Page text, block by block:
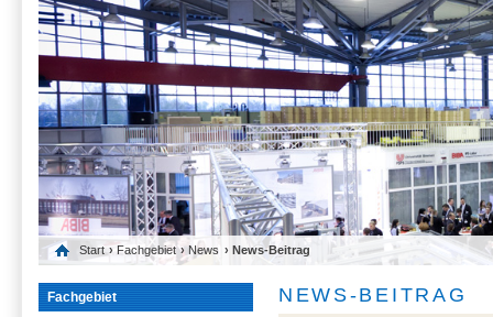
Start › Fachgebiet › News › News-Beitrag
Fachgebiet NEWS-BEITRAG